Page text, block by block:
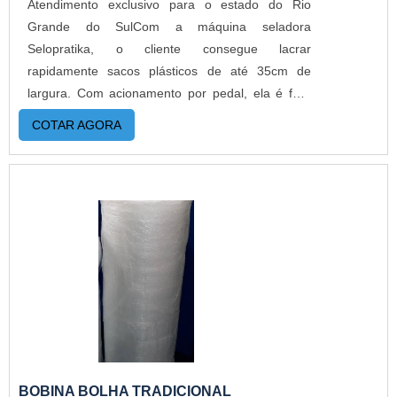
Atendimento exclusivo para o estado do Rio
Grande do SulCom a máquina seladora
Selopratika, o cliente consegue lacrar
rapidamente sacos plásticos de até 35cm de
largura. Com acionamento por pedal, ela é fácil
de usar e solda com precisão, tornando assim os
produtos mais higiênicos e invioláveis. É de fácil
manuseio e não requer treinamentos para
PRODUTOO dispositivo de selar plásticos da
indústria é um aparelho empregado nas
confecções de embalagens plásticas e em TNT,
com aplicações de solda rápida. A máquina
industrial realiza grandes volumes de selagem a
altas velocidades, garantindo excelentes índices
de produtividade. Além disso, oferece: Qualidade;
Eficiência; Bom custo benefício.Selando materiais
COTAR AGORA
BOBINA BOLHA TRADICIONAL